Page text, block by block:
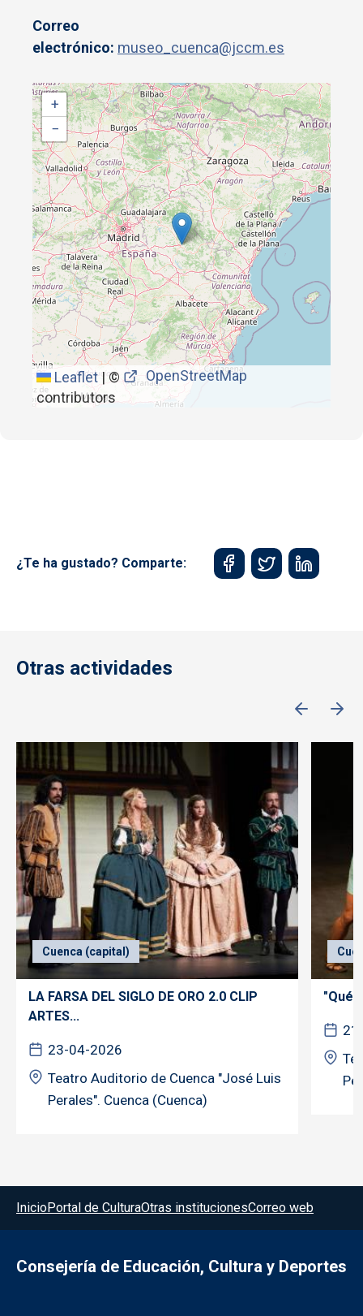
Correo
electrónico: museo_cuenca@jccm.es
+
−
Leaflet|©
OpenStreetMap
contributors
¿Te ha gustado? Comparte:
Otras actividades
Cuenca (capital)
LA FARSA DEL SIGLO DE ORO 2.0 CLIP
ARTES...
23-04-2026
Teatro Auditorio de Cuenca "José Luis
Perales". Cuenca (Cuenca)
"Qué
Menú del pie
InicioPortal de CulturaOtras institucionesCorreo web
Consejería de Educación, Cultura y Deportes